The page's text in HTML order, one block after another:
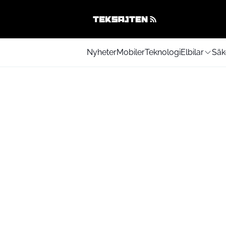
NyheterMobilerTeknologiElbilar